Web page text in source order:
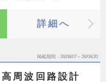
詳細へ
掲載期間 26/08/07～26/08/20
周波回路設計